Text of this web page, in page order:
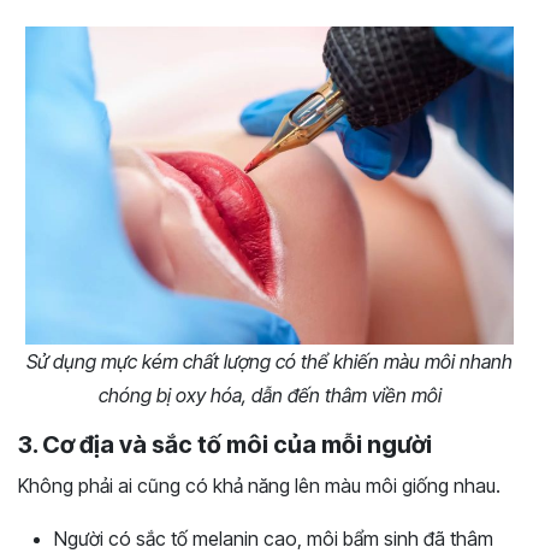
Sử dụng mực kém chất lượng có thể khiến màu môi nhanh
chóng bị oxy hóa, dẫn đến thâm viền môi
3. Cơ địa và sắc tố môi của mỗi người
Không phải ai cũng có khả năng lên màu môi giống nhau.
Người có sắc tố melanin cao, môi bẩm sinh đã thâm